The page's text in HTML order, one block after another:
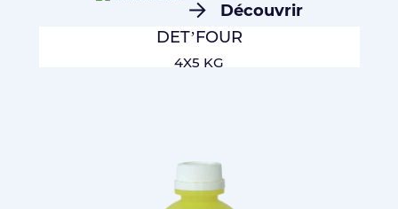
DET’FOUR
4X5 KG
Découvrir